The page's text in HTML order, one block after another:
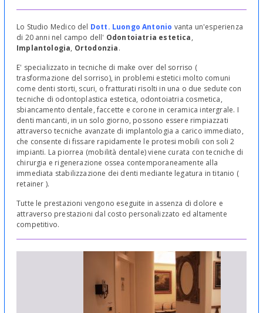
Lo Studio Medico del Dott. Luongo Antonio vanta un'esperienza
di 20 anni nel campo dell' Odontoiatria estetica,
Implantologia, Ortodonzia.
E' specializzato in tecniche di make over del sorriso (
trasformazione del sorriso), in problemi estetici molto comuni
come denti storti, scuri, o fratturati risolti in una o due sedute con
tecniche di odontoplastica estetica, odontoiatria cosmetica,
sbiancamento dentale, faccette e corone in ceramica intergrale. I
denti mancanti, in un solo giorno, possono essere rimpiazzati
attraverso tecniche avanzate di implantologia a carico immediato,
che consente di fissare rapidamente le protesi mobili con soli 2
impianti. La piorrea (mobilità dentale) viene curata con tecniche di
chirurgia e rigenerazione ossea contemporaneamente alla
immediata stabilizzazione dei denti mediante legatura in titanio (
retainer ).
Tutte le prestazioni vengono eseguite in assenza di dolore e
attraverso prestazioni dal costo personalizzato ed altamente
competitivo.